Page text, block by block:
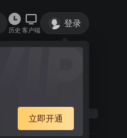
历史 客户端
登录
立即开通